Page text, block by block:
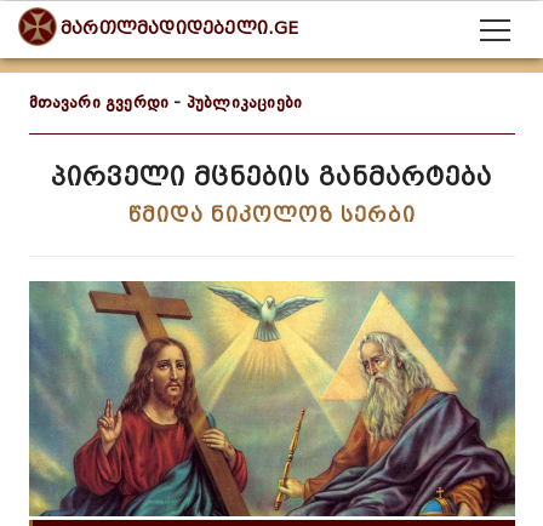
მართლმადიდებელი.GE
მთავარი გვერდი - პუბლიკაციები
პირველი მცნების განმარტება
წმიდა ნიკოლოზ სერბი